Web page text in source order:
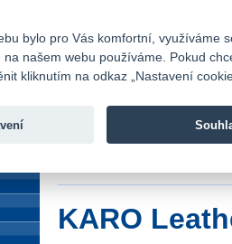
Fio banka
KARO
bylo pro Vás komfortní, využíváme
našem webu používáme. Pokud
kliknutím na odkaz „Nastavení